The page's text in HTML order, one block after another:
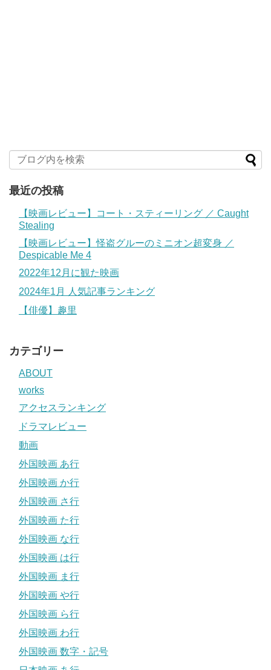
最近の投稿
【映画レビュー】コート・スティーリング ／ Caught
Stealing
【映画レビュー】怪盗グルーのミニオン超変身 ／
Despicable Me 4
2022年12月に観た映画
2024年1月 人気記事ランキング
【俳優】趣里
カテゴリー
ABOUT
works
アクセスランキング
ドラマレビュー
動画
外国映画 あ行
外国映画 か行
外国映画 さ行
外国映画 た行
外国映画 な行
外国映画 は行
外国映画 ま行
外国映画 や行
外国映画 ら行
外国映画 わ行
外国映画 数字・記号